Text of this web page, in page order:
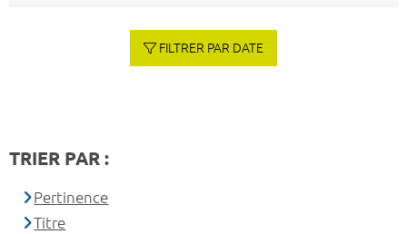
FILTRER PAR DATE
TRIER PAR :
Pertinence
Titre